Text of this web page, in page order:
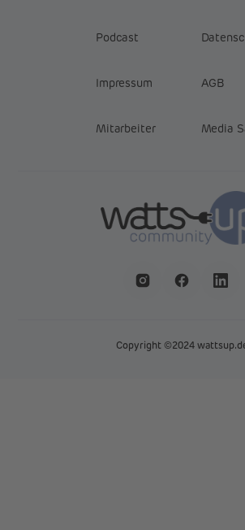
Podcast
Impressum AGB
Mitarbeiter Media
Copyright ©2024